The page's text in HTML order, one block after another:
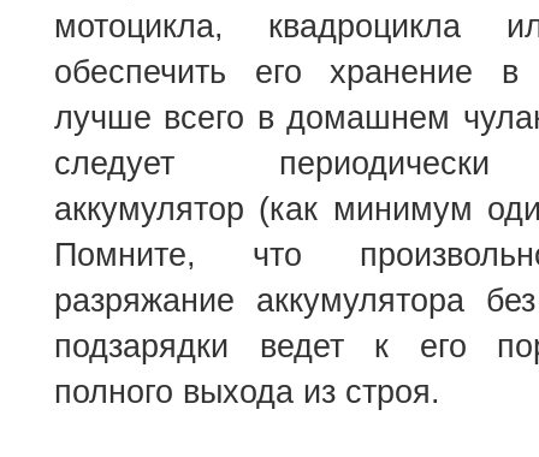
мотоцикла, квадроцикла
обеспечить его хранение
лучше всего в домашнем
следует периодически
аккумулятор (как минимум
Помните, что
разряжание аккумулятора
подзарядки ведет к его
полного выхода из строя.